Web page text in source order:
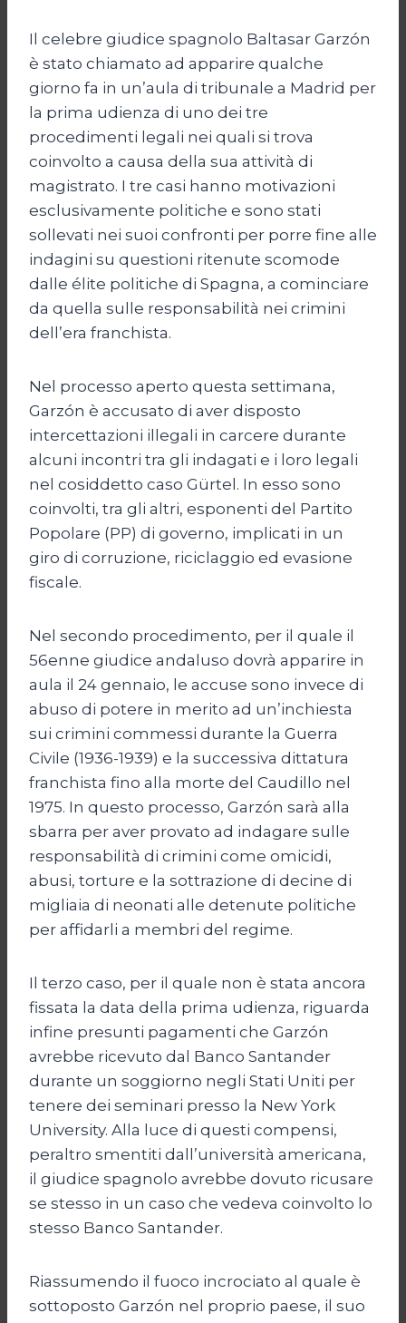
Il celebre giudice spagnolo Baltasar Garzón
è stato chiamato ad apparire qualche
giorno fa in un’aula di tribunale a Madrid per
la prima udienza di uno dei tre
procedimenti legali nei quali si trova
coinvolto a causa della sua attività di
magistrato. I tre casi hanno motivazioni
esclusivamente politiche e sono stati
sollevati nei suoi confronti per porre fine alle
indagini su questioni ritenute scomode
dalle élite politiche di Spagna, a cominciare
da quella sulle responsabilità nei crimini
dell’era franchista.
Nel processo aperto questa settimana,
Garzón è accusato di aver disposto
intercettazioni illegali in carcere durante
alcuni incontri tra gli indagati e i loro legali
nel cosiddetto caso Gürtel. In esso sono
coinvolti, tra gli altri, esponenti del Partito
Popolare (PP) di governo, implicati in un
giro di corruzione, riciclaggio ed evasione
fiscale.
Nel secondo procedimento, per il quale il
56enne giudice andaluso dovrà apparire in
aula il 24 gennaio, le accuse sono invece di
abuso di potere in merito ad un’inchiesta
sui crimini commessi durante la Guerra
Civile (1936-1939) e la successiva dittatura
franchista fino alla morte del Caudillo nel
1975. In questo processo, Garzón sarà alla
sbarra per aver provato ad indagare sulle
responsabilità di crimini come omicidi,
abusi, torture e la sottrazione di decine di
migliaia di neonati alle detenute politiche
per affidarli a membri del regime.
Il terzo caso, per il quale non è stata ancora
fissata la data della prima udienza, riguarda
infine presunti pagamenti che Garzón
avrebbe ricevuto dal Banco Santander
durante un soggiorno negli Stati Uniti per
tenere dei seminari presso la New York
University. Alla luce di questi compensi,
peraltro smentiti dall’università americana,
il giudice spagnolo avrebbe dovuto ricusare
se stesso in un caso che vedeva coinvolto lo
stesso Banco Santander.
Riassumendo il fuoco incrociato al quale è
sottoposto Garzón nel proprio paese, il suo